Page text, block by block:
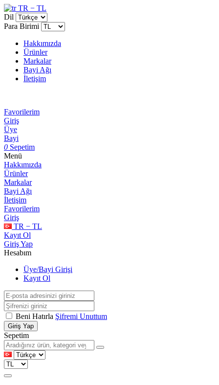
TR − TL
Dil
Para Birimi
Hakkımızda
Ürünler
Markalar
Bayi Ağı
İletişim
Favorilerim
Giriş
Üye
Bayi
0 Sepetim
Menü
Hakkımızda
Ürünler
Markalar
Bayi Ağı
İletişim
Favorilerim
Giriş
TR − TL
Kayıt Ol
Giriş Yap
Hesabım
Üye/Bayi Girişi
Kayıt Ol
Beni Hatırla Şifremi Unuttum
Giriş Yap
Sepetim